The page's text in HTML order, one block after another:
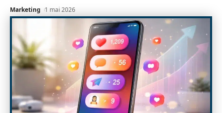
Marketing 1 mai 2026